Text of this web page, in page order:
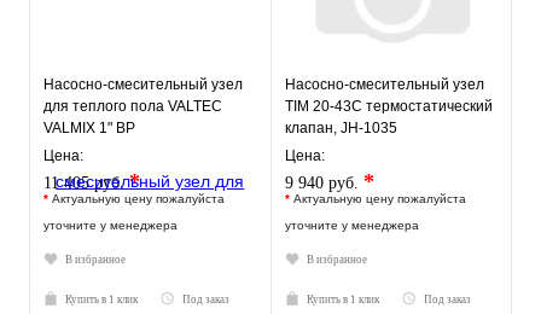
Насосно-смесительный узел
для теплого пола VALTEC
VALMIX 1" ВР
Цена:
11 405 руб.*
* Актуальную цену пожалуйста
уточните у менеджера
В избранное
Купить в 1 клик Под заказ
Насосно-смесительный узел
TIM 20-43С термостатический
клапан, JH-1035
Цена:
9 940 руб. *
* Актуальную цену пожалуйста
уточните у менеджера
В избранное
Купить в 1 клик Под заказ